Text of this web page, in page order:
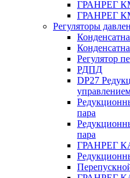
ГРАНРЕГ
ГРАНРЕГ
Регуляторы
Регулятор
РДПД
DP27
пара
пара
ГРАНРЕГ